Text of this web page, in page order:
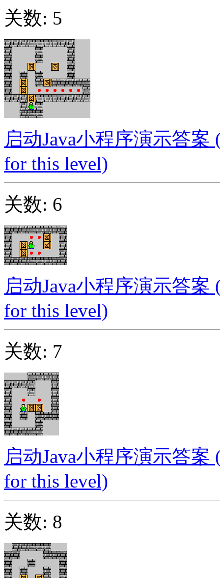
关数: 5
启动Java小程序演示答案
for this level)
关数: 6
启动Java小程序演示答案
for this level)
关数: 7
启动Java小程序演示答案
for this level)
关数: 8